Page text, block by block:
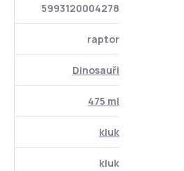
5993120004278
raptor
Dinosauři
475 ml
kluk
kluk